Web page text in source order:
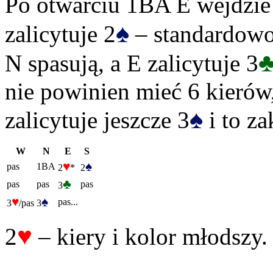
zalicytuje 2♠ –
N spasują, a E zalicytuje 3
nie powinien mieć 6
zalicytuje jeszcze 3♠ i to
W N E
S
pas
1BA 2♥* 2♠
pas pas 3♣
pas
3♥/pas 3♠ pas...
2♥ – kiery i kolor młodszy.